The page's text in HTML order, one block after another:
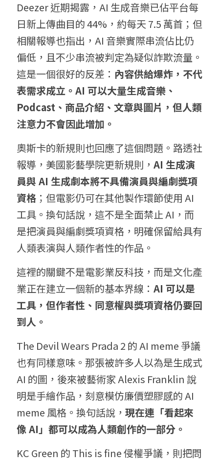
Deezer 近期揭露，AI 生成音樂已佔平台每
日新上傳曲目的 44%，約每天 7.5 萬首；但
相關報導也指出，AI 音樂實際串流佔比仍
偏低，且不少串流被判定為疑似詐欺流量。
這是一個很好的反差： 內容供給爆炸，不代
表需求成立。AI 可以大量生成音樂、
Podcast、商品介紹、文章與圖片，但人類
注意力不會因此增加。
奧斯卡的新規則也回應了這個問題。路透社
報導，美國影藝學院更新規則， AI 生成演
員與 AI 生成劇本將不具備演員與編劇獎項
資格 ；但電影仍可在其他製作環節使用 AI
工具。換句話說，這不是全面禁止 AI，而
是把演員與編劇獎項資格，明確保留給具有
人類表演與人類作者性的作品。
這裡的關鍵不是電影業反科技，而是文化產
業正在建立一個新的基本界線： AI 可以是
工具，但作者性、同意權與獎項資格仍要回
到人。
The Devil Wears Prada 2 的 AI meme 爭議
也有同樣意味。那張被許多人以為是生成式
AI 的圖，後來被藝術家 Alexis Franklin 說
明是手繪作品，刻意模仿廉價塑膠感的 AI
meme 風格。換句話說， 現在連「看起來
像 AI」都可以成為人類創作的一部分。
KC Green 的 This is fine 侵權爭議，則把問